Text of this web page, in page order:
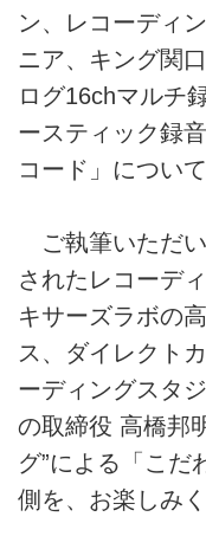
ン、レコーディ
ニア、キング関
ログ16chマルチ
ースティック録
コード」につい
ご執筆いただ
されたレコーデ
キサーズラボの
ス、ダイレクト
ーディングスタ
の取締役 高橋邦
グ”による「こだ
側を、お楽しみく